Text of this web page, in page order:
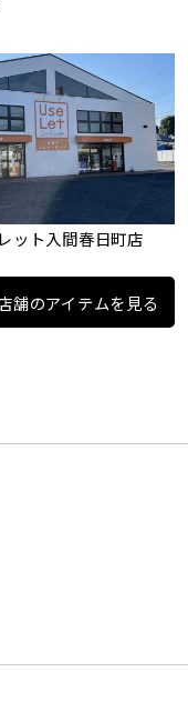
ット入間春日町店
舗のアイテムを見る